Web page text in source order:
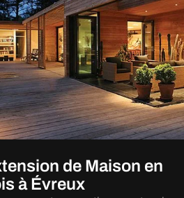
de Maison en
à Évreux